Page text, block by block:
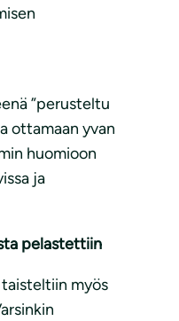
”perusteltu
ottamaan yvan
huomioon
ja
pelastettiin
myös